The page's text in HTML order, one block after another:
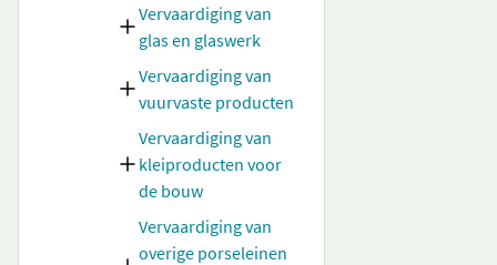
Vervaardiging van
glas en glaswerk
Vervaardiging van
vuurvaste producten
Vervaardiging van
kleiproducten voor
de bouw
Vervaardiging van
overige porseleinen